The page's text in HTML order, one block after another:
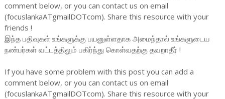
comment below, or you can contact us on email
(focuslankaATgmailDOTcom). Share this resource with your
friends !
இந்த பதிவுகள் உங்களுக்கு பயனுள்ளதாக அமைந்தால் உங்களுடைய
நண்பர்கள் வட்டத்திலும் பகிர்ந்து கொள்வதற்கு தவறாதீர் !
If you have some problem with this post you can add a
comment below, or you can contact us on email
(focuslankaATgmailDOTcom). Share this resource with your